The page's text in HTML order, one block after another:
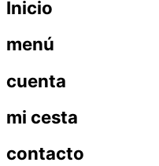
Inicio
menú
cuenta
mi cesta
contacto